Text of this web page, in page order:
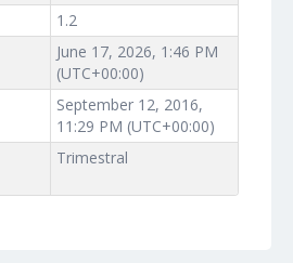
1.2
June 17, 2026, 1:46 PM
(UTC+00:00)
September 12, 2016,
11:29 PM (UTC+00:00)
Trimestral